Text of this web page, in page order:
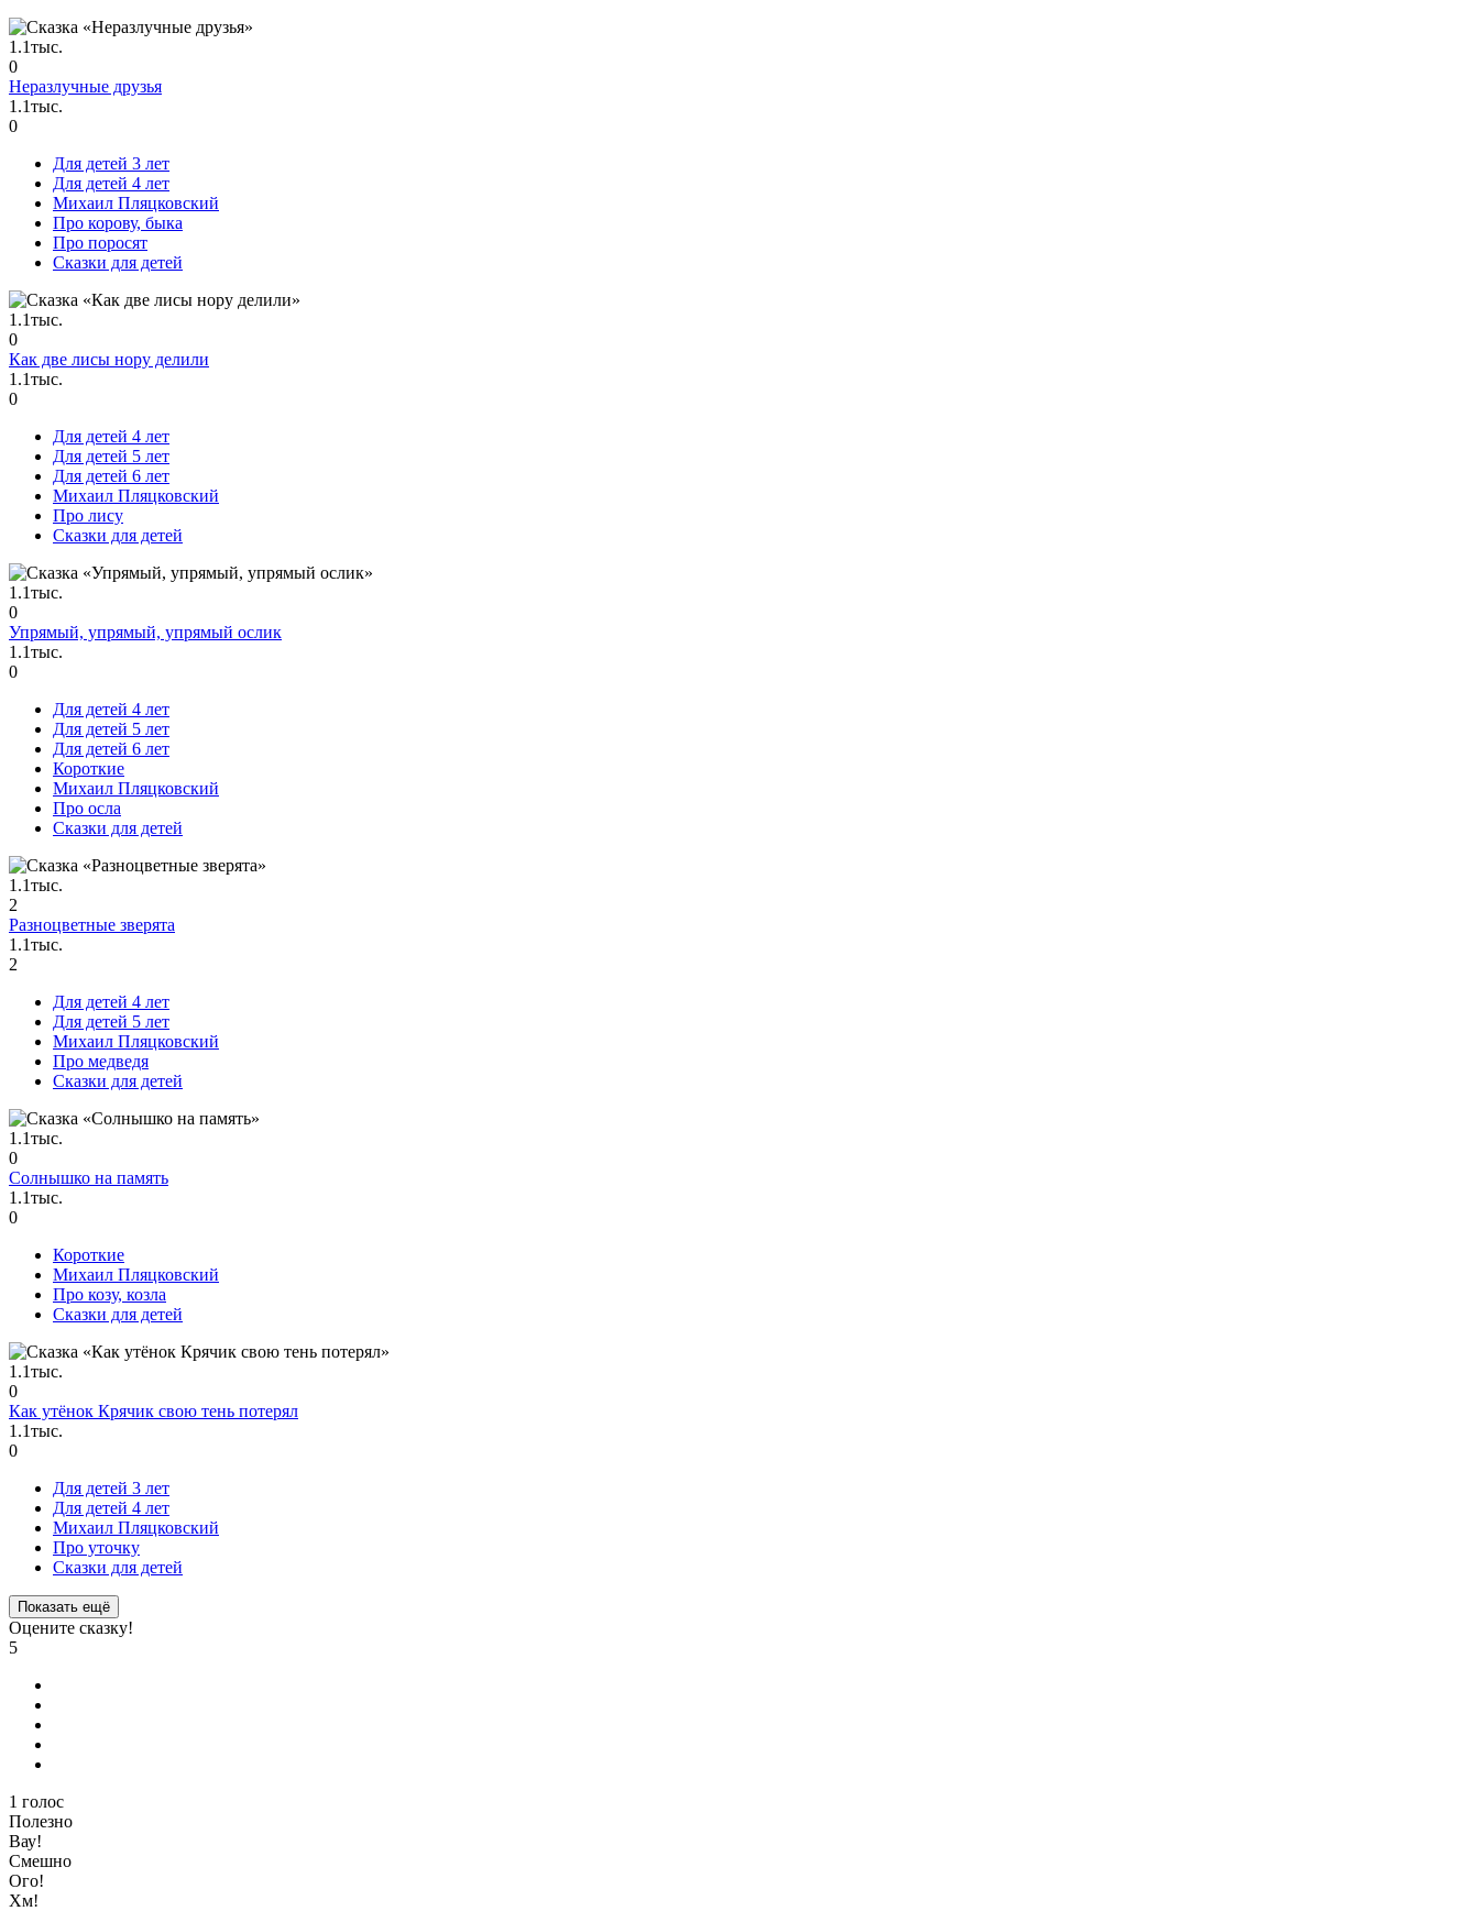
1.1тыс.
0
Неразлучные друзья
1.1тыс.
0
Для детей 3 лет
Для детей 4 лет
Михаил Пляцковский
Про корову, быка
Про поросят
Сказки для детей
1.1тыс.
0
Как две лисы нору делили
1.1тыс.
0
Для детей 4 лет
Для детей 5 лет
Для детей 6 лет
Михаил Пляцковский
Про лису
Сказки для детей
1.1тыс.
0
Упрямый, упрямый, упрямый ослик
1.1тыс.
0
Для детей 4 лет
Для детей 5 лет
Для детей 6 лет
Короткие
Михаил Пляцковский
Про осла
Сказки для детей
1.1тыс.
2
Разноцветные зверята
1.1тыс.
2
Для детей 4 лет
Для детей 5 лет
Михаил Пляцковский
Про медведя
Сказки для детей
1.1тыс.
0
Солнышко на память
1.1тыс.
0
Короткие
Михаил Пляцковский
Про козу, козла
Сказки для детей
1.1тыс.
0
Как утёнок Крячик свою тень потерял
1.1тыс.
0
Для детей 3 лет
Для детей 4 лет
Михаил Пляцковский
Про уточку
Сказки для детей
Показать ещё
Оцените сказку!
5
1 голос
Полезно
Вау!
Смешно
Ого!
Хм!